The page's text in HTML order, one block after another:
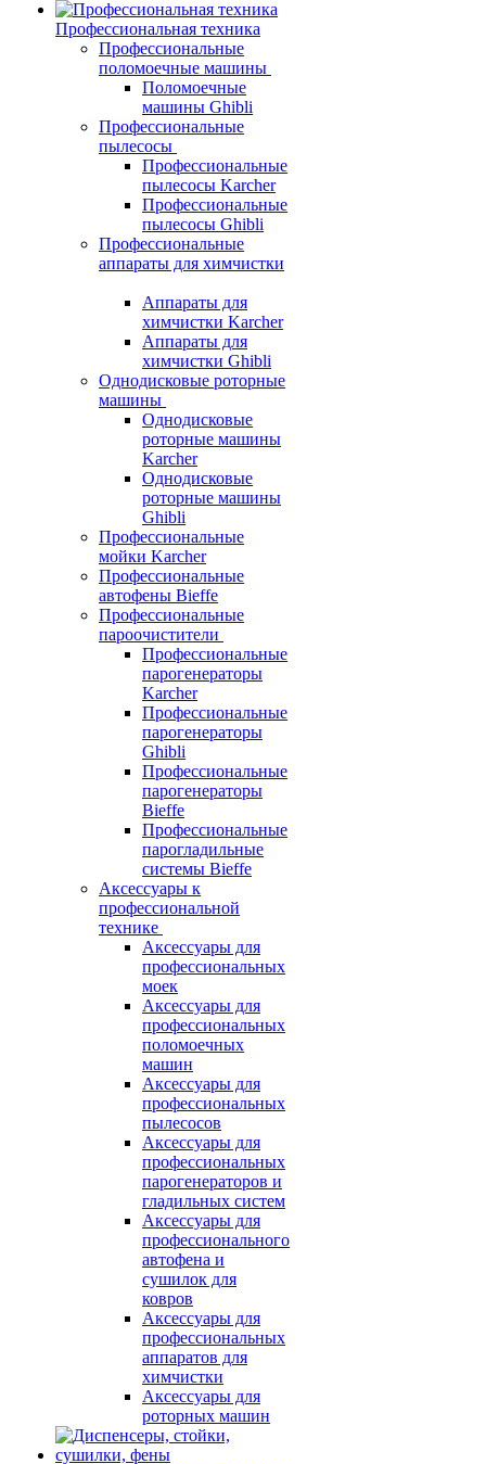
Профессиональная техника
Профессиональные
поломоечные машины
Поломоечные
машины Ghibli
Профессиональные
пылесосы
Профессиональные
пылесосы Karcher
Профессиональные
пылесосы Ghibli
Профессиональные
аппараты для химчистки
Аппараты для
химчистки Karcher
Аппараты для
химчистки Ghibli
Однодисковые роторные
машины
Однодисковые
роторные машины
Karcher
Однодисковые
роторные машины
Ghibli
Профессиональные
мойки Karcher
Профессиональные
автофены Bieffe
Профессиональные
пароочистители
Профессиональные
парогенераторы
Karcher
Профессиональные
парогенераторы
Ghibli
Профессиональные
парогенераторы
Bieffe
Профессиональные
парогладильные
системы Bieffe
Аксессуары к
профессиональной
технике
Аксессуары для
профессиональных
моек
Аксессуары для
профессиональных
поломоечных
машин
Аксессуары для
профессиональных
пылесосов
Аксессуары для
профессиональных
парогенераторов и
гладильных систем
Аксессуары для
профессионального
автофена и
сушилок для
ковров
Аксессуары для
профессиональных
аппаратов для
химчистки
Аксессуары для
роторных машин